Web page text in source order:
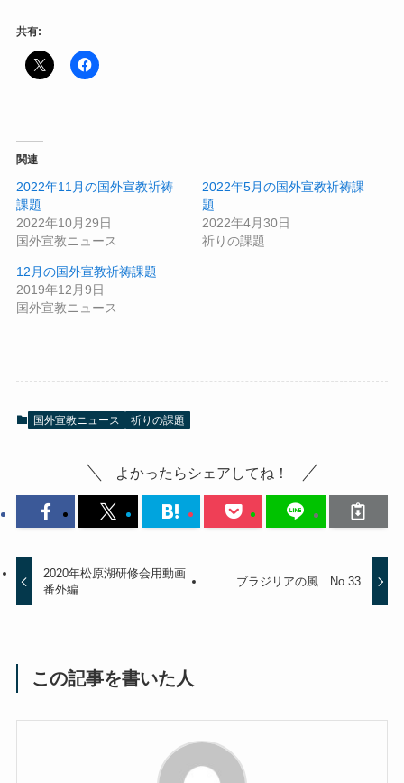
共有:
関連
2022年11月の国外宣教祈祷
課題
2022年10月29日
国外宣教ニュース
2022年5月の国外宣教祈祷課
題
2022年4月30日
祈りの課題
12月の国外宣教祈祷課題
2019年12月9日
国外宣教ニュース
国外宣教ニュース 祈りの課題
よかったらシェアしてね！
2020年松原湖研修会用動画
番外編
ブラジリアの風 No.33
この記事を書いた人